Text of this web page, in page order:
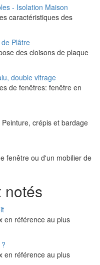
- Isolation Maison
caractéristiques des
Plâtre
des cloisons de plaque
double vitrage
de fenêtres: fenêtre en
crépis et bardage
fenêtre ou d'un mobilier de
notés
en référence au plus
en référence au plus